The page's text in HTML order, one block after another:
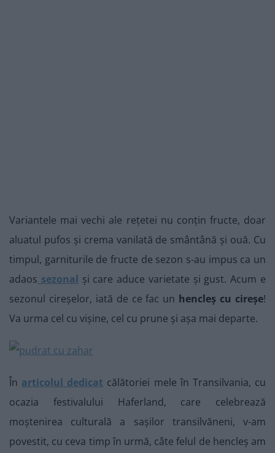
Variantele mai vechi ale rețetei nu conțin fructe, doar
aluatul pufos și crema vanilată de smântână și ouă. Cu
timpul, garniturile de fructe de sezon s-au impus ca un
adaos sezonal și care aduce varietate și gust. Acum e
sezonul cireșelor, iată de ce fac un hencleș cu cireșe!
Va urma cel cu vișine, cel cu prune și așa mai departe.
În articolul dedicat călătoriei mele în Transilvania, cu
ocazia festivalului Haferland, care celebrează
moștenirea culturală a sașilor transilvăneni, v-am
povestit, cu ceva timp în urmă, câte felul de hencleș am